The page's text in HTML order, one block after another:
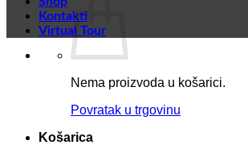
Nema proizvoda u košarici.
Povratak u trgovinu
Košarica
Kontakti
Virtual Tour